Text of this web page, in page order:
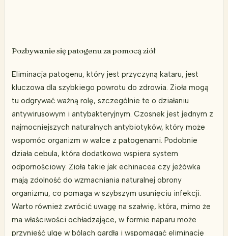
Pozbywanie się patogenu za pomocą ziół
Eliminacja patogenu, który jest przyczyną kataru, jest
kluczowa dla szybkiego powrotu do zdrowia. Zioła mogą
tu odgrywać ważną rolę, szczególnie te o działaniu
antywirusowym i antybakteryjnym. Czosnek jest jednym z
najmocniejszych naturalnych antybiotyków, który może
wspomóc organizm w walce z patogenami. Podobnie
działa cebula, która dodatkowo wspiera system
odpornościowy. Zioła takie jak echinacea czy jeżówka
mają zdolność do wzmacniania naturalnej obrony
organizmu, co pomaga w szybszym usunięciu infekcji.
Warto również zwrócić uwagę na szałwię, która, mimo że
ma właściwości ochładzające, w formie naparu może
przynieść ulgę w bólach gardła i wspomagać eliminację